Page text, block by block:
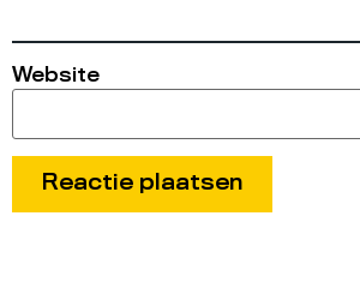
Website